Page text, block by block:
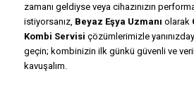
zamanı geldiyse veya cihazınızın
istiyorsanız, Beyaz Eşya Uzmanı olarak
Kombi Servisi çözümlerimizle
geçin; kombinizin ilk günkü güvenli ve
kavuşalım.